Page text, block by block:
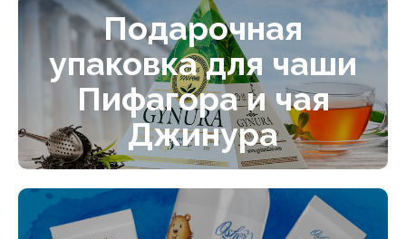
Подарочная
упаковка для чаши
Пифагора и чая
Джинура